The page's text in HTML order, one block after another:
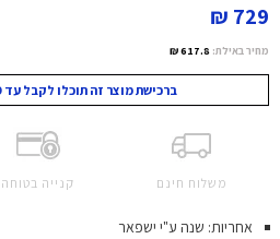
729 ₪
מחיר באילת: 617.8 ₪
ברכישת מוצר זה תוכלו לקבל עד 729 נקודות מועדון!
משלוח חינם קנייה בטוחה
אחריות: שנה ע"י ישפאר